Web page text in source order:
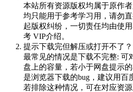
本站所有资源版权均属于原作
均只能用于参考学习用，请勿
起版权纠纷，一切责任均由使
考 VIP介绍。
提示下载完但解压或打开不了？
最常见的情况是下载不完整: 可
盘上的容量，若小于网盘提示
是浏览器下载的bug，建议用百
若排除这种情况，可在对应资